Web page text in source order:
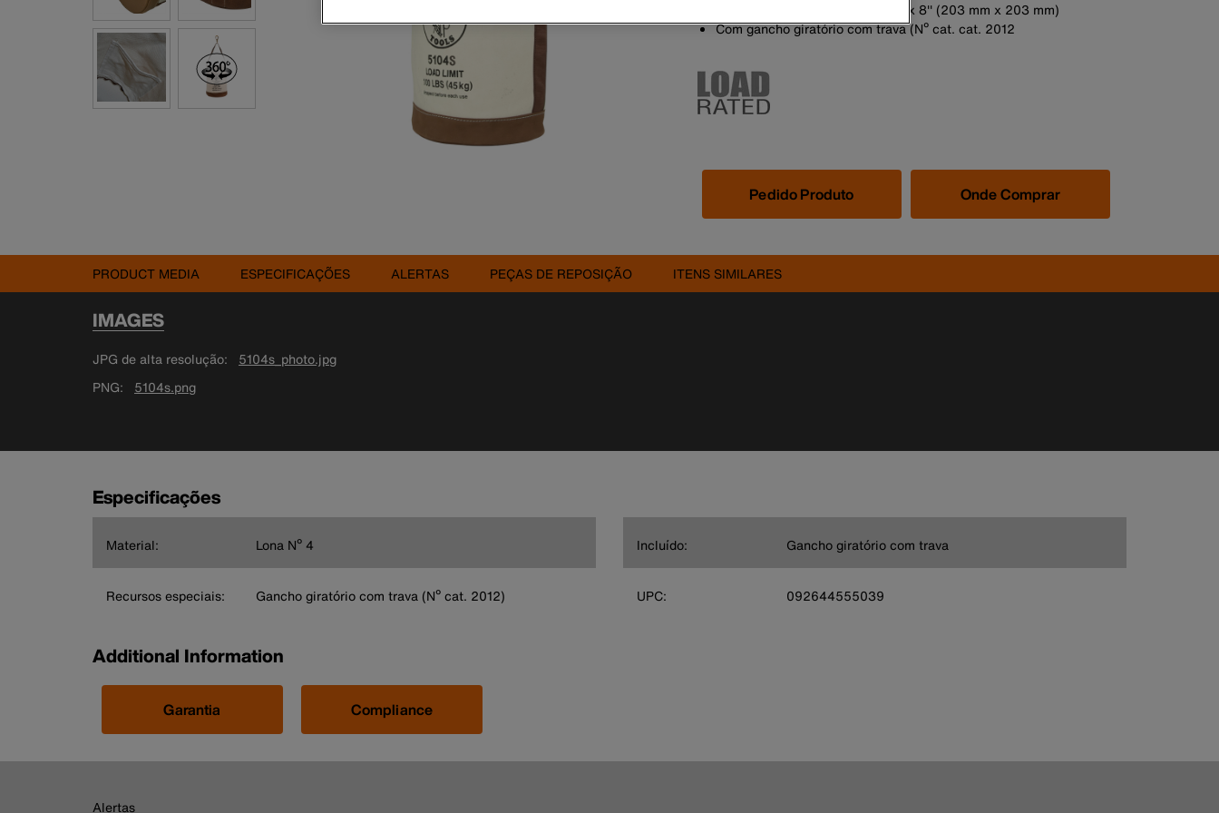
Medidas dos bolsos internos: 8'' x 8'' (203 mm x 203 mm)
Com gancho giratório com trava (Nº cat. cat. 2012
Pedido Produto Onde Comprar
PRODUCT MEDIA ESPECIFICAÇÕES ALERTAS PEÇAS DE REPOSIÇÃO ITENS SIMILARES
IMAGES
JPG de alta resolução
5104s_photo.jpg
PNG
5104s.png
Especificações
Material: Lona Nº 4
Recursos especiais: Gancho giratório com trava (Nº cat. 2012)
Incluído: Gancho giratório com trava
UPC: 092644555039
Additional Information
Garantia Compliance
Alertas